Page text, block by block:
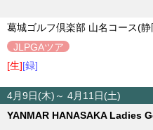
葛城ゴルフ倶楽部 山名コース(静
JLPGAツア
ー
[生][録]
4月9日(木)～ 4月11日(土)
YANMAR HANASAKA Ladies